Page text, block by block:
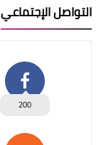
التواصل الإجتماعي
200